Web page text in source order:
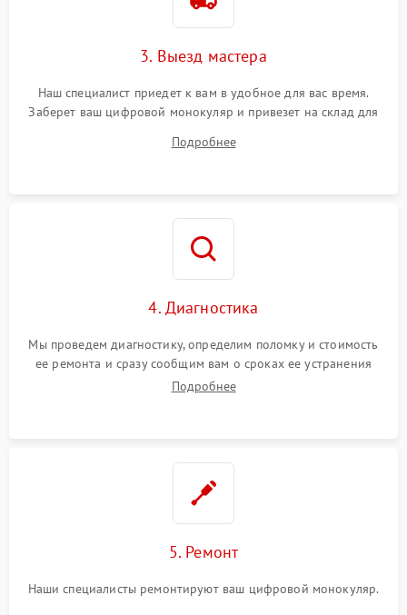
3. Выезд мастера
Наш специалист приедет к вам в удобное для вас время.
Заберет ваш цифровой монокуляр и привезет на склад для
Подробнее
4. Диагностика
Мы проведем диагностику, определим поломку и стоимость
ее ремонта и сразу сообщим вам о сроках ее устранения
Подробнее
5. Ремонт
Наши специалисты ремонтируют ваш цифровой монокуляр.